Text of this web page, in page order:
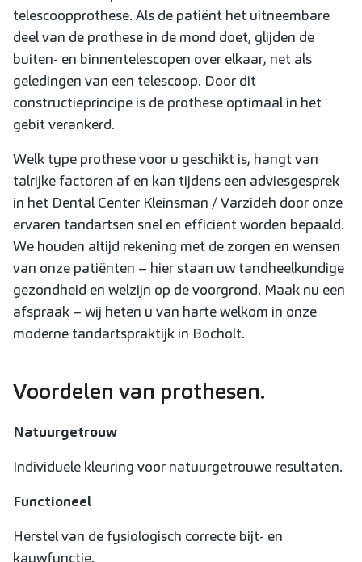
telescoopprothese. Als de patiënt het uitneembare
deel van de prothese in de mond doet, glijden de
buiten- en binnentelescopen over elkaar, net als
geledingen van een telescoop. Door dit
constructieprincipe is de prothese optimaal in het
gebit verankerd.
Welk type prothese voor u geschikt is, hangt van
talrijke factoren af en kan tijdens een adviesgesprek
in het Dental Center Kleinsman / Varzideh door onze
ervaren tandartsen snel en efficiënt worden bepaald.
We houden altijd rekening met de zorgen en wensen
van onze patiënten – hier staan uw tandheelkundige
gezondheid en welzijn op de voorgrond. Maak nu een
afspraak – wij heten u van harte welkom in onze
moderne tandartspraktijk in Bocholt.
Voordelen van prothesen.
Natuurgetrouw
Individuele kleuring voor natuurgetrouwe resultaten.
Functioneel
Herstel van de fysiologisch correcte bijt- en
kauwfunctie.